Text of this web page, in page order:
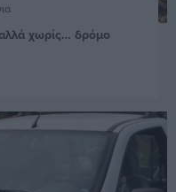
χωρίς… δρόμο